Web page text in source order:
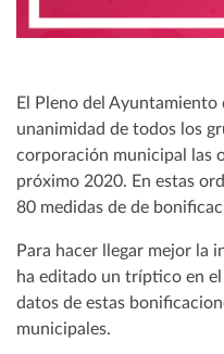
El Pleno del
unanimidad de todos los
corporación municipal las
próximo 2020. En estas
80 medidas de de
Para hacer llegar mejor la
ha editado un tríptico en
datos de estas
municipales.